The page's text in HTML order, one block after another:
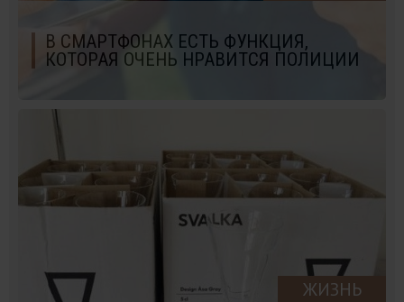
В СМАРТФОНАХ ЕСТЬ ФУНКЦИЯ,
КОТОРАЯ ОЧЕНЬ НРАВИТСЯ ПОЛИЦИИ
ЖИЗНЬ